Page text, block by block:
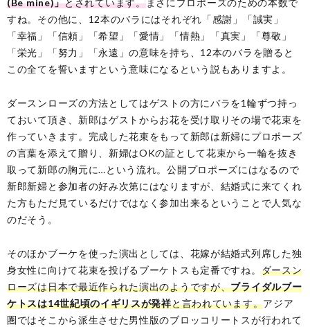
(Be mine)」とされています。まさにプロポーズのための本数で
すね。その他に、12本のバラにはそれぞれ「感謝」「誠実」
「幸福」「信頼」「希望」「愛情」「情熱」「真実」「尊敬」
「栄光」「努力」「永遠」の意味を持ち、12本のバラを贈ると
この全てを誓いますという意味になるという説もありますよ。
ダースンローズの方法としてはゲストの方にバラを1輪ずつ持っ
ておいて頂き、新郎はゲストからお花を受け取りその場で花束を
作っていきます。完成した花束をもって新郎は新婦にプロポーズ
の言葉を添えて贈り、新婦はOKの証として花束から一輪を抜き
取って新郎の胸元に…という流れ。公開プロポーズにはなるので
新郎新婦と参加者の好み次第にはなりますが、結婚式に来てくれ
た方もただ見ているだけではなく参加出来るということで人気な
のだそう。
そのほかブーケを使った演出としては、花嫁が結婚式列席した独
身女性に向けて花束を投げるブーケトスも定番ですね。 ダースン
ローズは日本で最近作られた演出のようですが、ブライダルブー
ケトスは14世紀頃のイギリスが発祥と言われています。アジア
圏ではそこから派生させた男性版のブロッコリートスが行われて